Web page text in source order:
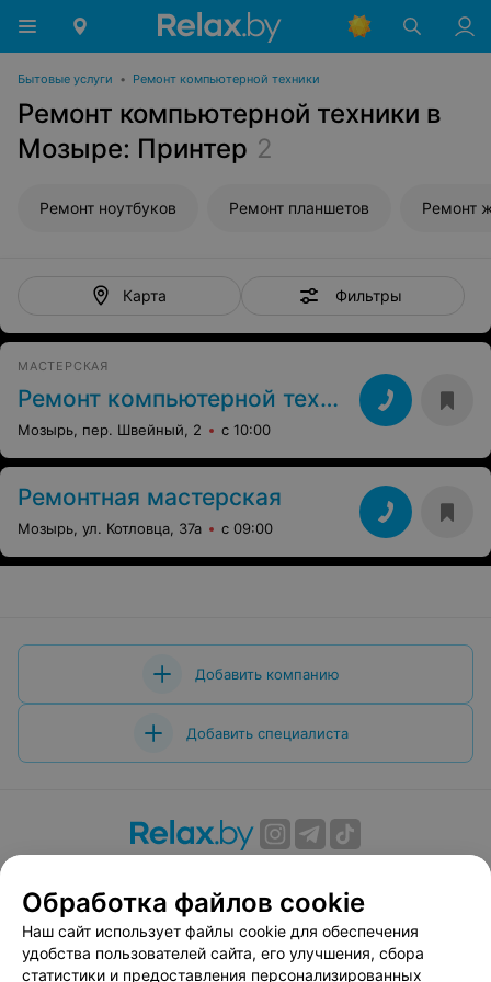
Бытовые услуги • Ремонт компьютерной техники
Ремонт компьютерной техники в
Мозыре: Принтер 2
Ремонт ноутбуков Ремонт планшетов Ремонт
Карта Фильтры
МАСТЕРСКАЯ
Ремонт компьютерной техники на Пролетарской
Мозырь, пер. Швейный, 2 с 10:00
Ремонтная мастерская
Мозырь, ул. Котловца, 37а с 09:00
Добавить компанию
Добавить специалиста
Вакансии
Публичный договор
Способы оплаты
Публичный договор по использованию сервиса
«Афиша»
Обработка файлов cookie
Наш сайт использует файлы cookie для обеспечения
удобства пользователей сайта, его улучшения, сбора
статистики и предоставления персонализированных